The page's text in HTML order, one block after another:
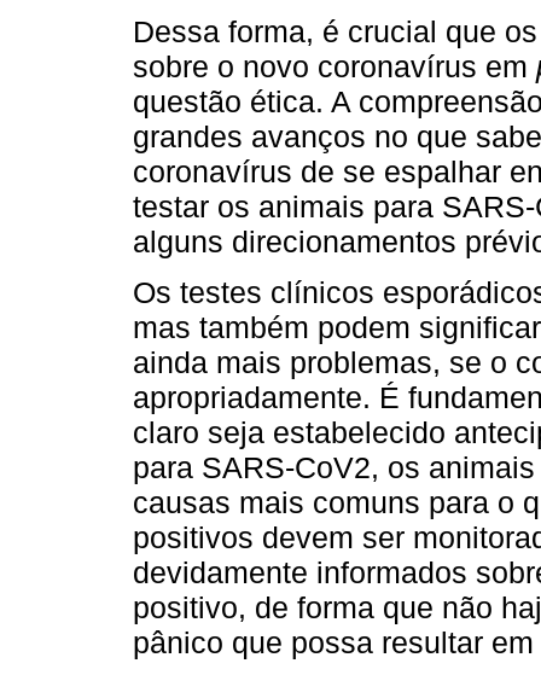
Dessa forma, é crucial que
sobre o novo coronavírus em
questão ética. A
grandes avanços no que
coronavírus de se espalhar
testar os animais para
alguns direcionamentos
Os testes clínicos
mas também podem
ainda mais problemas, se o
apropriadamente. É
claro seja estabelecido
para SARS-CoV2, os
causas mais comuns para o
positivos devem ser
devidamente informados
positivo, de forma que não
pânico que possa resultar